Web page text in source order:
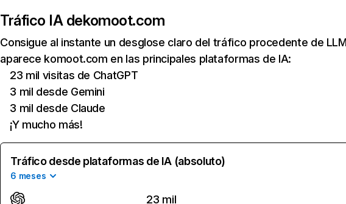
Tráfico IA dekomoot.com
Consigue al instante un desglose claro del tráfico procedente de
aparece komoot.com en las principales plataformas de IA:
23 mil visitas de ChatGPT
3 mil desde Gemini
3 mil desde Claude
¡Y mucho más!
Tráfico desde plataformas de IA (absoluto)
6 meses
23 mil